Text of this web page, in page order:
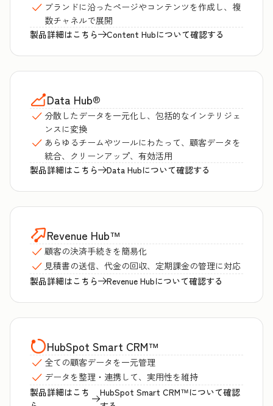
ブランドに沿ったページやコンテンツを作成し、複
数チャネルで展開
製品詳細はこちら
Content Hubについて確認する
Data Hub®
分散したデータを一元化し、包括的なインテリジェ
ンスに変換
あらゆるチームやツールにわたって、顧客データを
統合、クリーンアップ、有効活用
製品詳細はこちら
Data Hubについて確認する
Revenue Hub™
顧客の決済手続きを簡易化
見積書の送信、代金の回収、定期課金の管理に対応
製品詳細はこちら
Revenue Hubについて確認する
HubSpot Smart CRM™
全ての顧客データを一元管理
データを整理・連携して、実用性を維持
製品詳細はこち
HubSpot Smart CRM™について確認